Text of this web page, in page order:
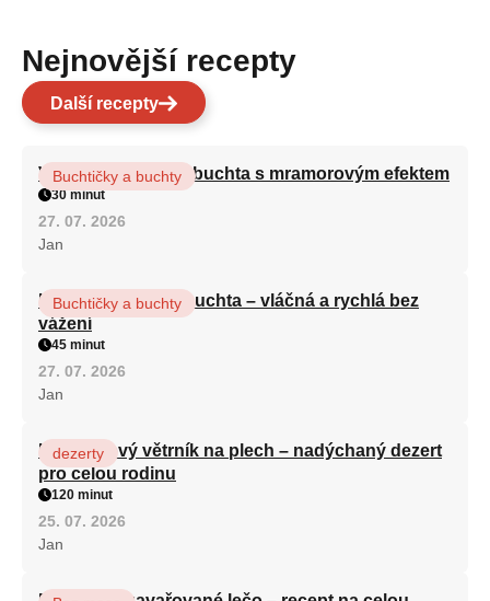
Nejnovější recepty
Další recepty
Vláčná olejová litá buchta s mramorovým efektem
Buchtičky a buchty
30 minut
27. 07. 2026
Jan
Hrnková maková buchta – vláčná a rychlá bez
vážení
Buchtičky a buchty
45 minut
27. 07. 2026
Jan
Karamelový větrník na plech – nadýchaný dezert
pro celou rodinu
dezerty
120 minut
25. 07. 2026
Jan